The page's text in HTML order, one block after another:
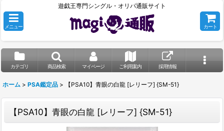
遊戯王専門シングル・オリパ通販サイト
メニュー カート
カテゴリ 商品検索 マイページ ご利用案内 採用情報
ホーム > PSA鑑定品 > 【PSA10】青眼の白龍 [レリーフ] {SM-51}
【PSA10】青眼の白龍 [レリーフ] {SM-51}